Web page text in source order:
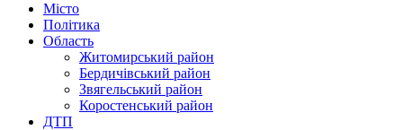
Місто
Політика
Область
Житомирський район
Бердичівський район
Звягельський район
Коростенський район
ДТП